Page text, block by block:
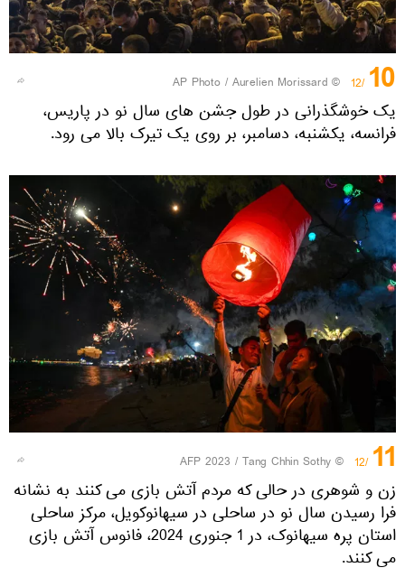
10
/12
© AP Photo / Aurelien Morissard
یک خوشگذرانی در طول جشن های سال نو در پاریس،
فرانسه، یکشنبه، دسامبر، بر روی یک تیرک بالا می رود.
11
/12
© AFP 2023 / Tang Chhin Sothy
زن و شوهری در حالی که مردم آتش بازی می کنند به نشانه
فرا رسیدن سال نو در ساحلی در سیهانوکویل، مرکز ساحلی
استان پره سیهانوک، در 1 جنوری 2024، فانوس آتش بازی
می کنند.